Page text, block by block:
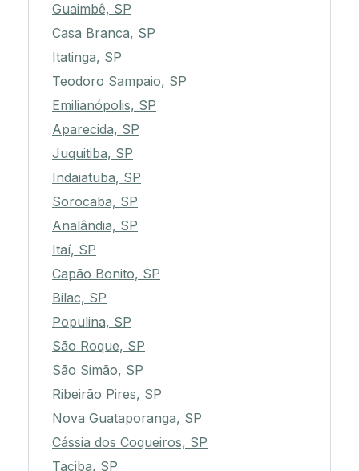
Guaimbê, SP
Casa Branca, SP
Itatinga, SP
Teodoro Sampaio, SP
Emilianópolis, SP
Aparecida, SP
Juquitiba, SP
Indaiatuba, SP
Sorocaba, SP
Analândia, SP
Itaí, SP
Capão Bonito, SP
Bilac, SP
Populina, SP
São Roque, SP
São Simão, SP
Ribeirão Pires, SP
Nova Guataporanga, SP
Cássia dos Coqueiros, SP
Taciba, SP